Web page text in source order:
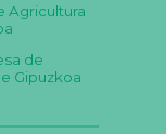
Agricultura
de
Gipuzkoa